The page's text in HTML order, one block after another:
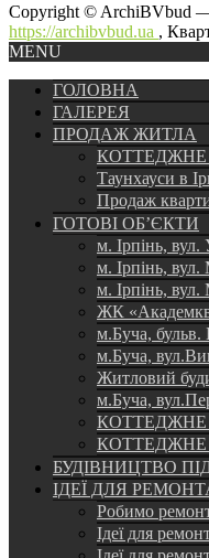
Copyright © ArchiBVbud
https://archibvbud.ua ,
MENU
ГОЛОВНА
ГАЛЕРЕЯ
ПРОДАЖ ЖИТЛА
КОТТЕДЖНЕ
Таунхауси в
Продаж
ГОТОВІ ОБ’ЄКТИ
м. Ірпінь, вул.
м. Ірпінь,
м. Ірпінь,
ЖК
м.Буча, бульв.
м.Буча,
Житловий
м.Буча,
КОТТЕДЖНЕ
КОТТЕДЖНЕ
БУДІВНИЦТВО
ІДЕЇ ДЛЯ
Робимо
Ідеї для